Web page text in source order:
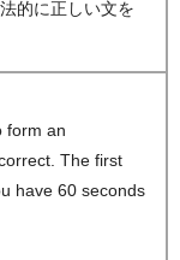
的に正しい文を
form an
The first
have 60 seconds